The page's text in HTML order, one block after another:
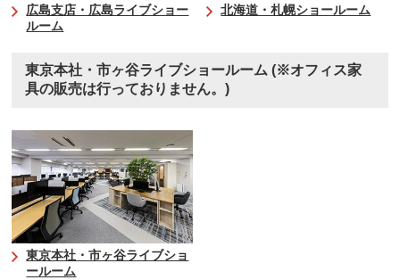
広島支店・広島ライブショー
ルーム
北海道・札幌ショールーム
東京本社・市ヶ谷ライブショールーム (※オフィス家
具の販売は行っておりません。)
東京本社・市ヶ谷ライブショ
ールーム